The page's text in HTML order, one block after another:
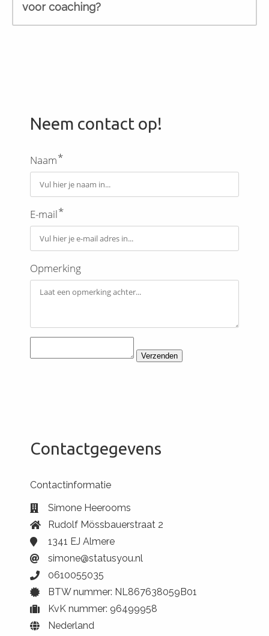
voor coaching?
Neem contact op!
Naam*
E-mail*
Opmerking
Verzenden
Contactgegevens
Contactinformatie
Simone Heerooms
Rudolf Mössbauerstraat 2
1341 EJ Almere
simone@statusyou.nl
0610055035
BTW nummer: NL867638059B01
KvK nummer: 96499958
Nederland